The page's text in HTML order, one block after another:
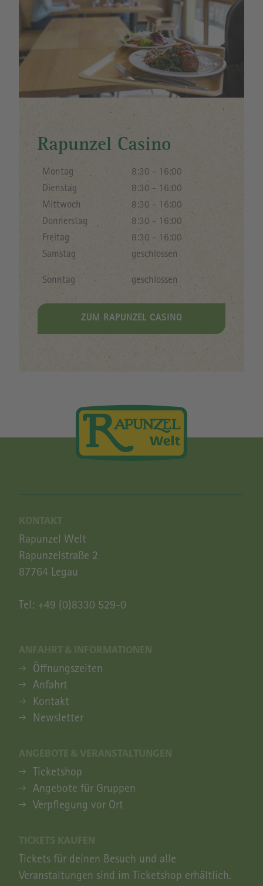
Rapunzel Casino
Montag
8:30 - 16:00
Dienstag
8:30 - 16:00
Mittwoch
8:30 - 16:00
Donnerstag
8:30 - 16:00
Freitag
8:30 - 16:00
Samstag
geschlossen
Sonntag geschlossen
ZUM RAPUNZEL CASINO
KONTAKT
Rapunzel Welt
Rapunzelstraße 2
87764 Legau
Tel: +49 (0)8330 529-0
ANFAHRT & INFORMATIONEN
ANFAHRT & INFORMATIONEN
Öffnungszeiten
Anfahrt
Kontakt
Newsletter
ANGEBOTE & VERANSTALTUNGEN
ANGEBOTE & VERANSTALTUNGEN
Ticketshop
Angebote für Gruppen
Verpflegung vor Ort
TICKETS KAUFEN
Tickets für deinen Besuch und alle
Veranstaltungen sind im Ticketshop erhältlich.